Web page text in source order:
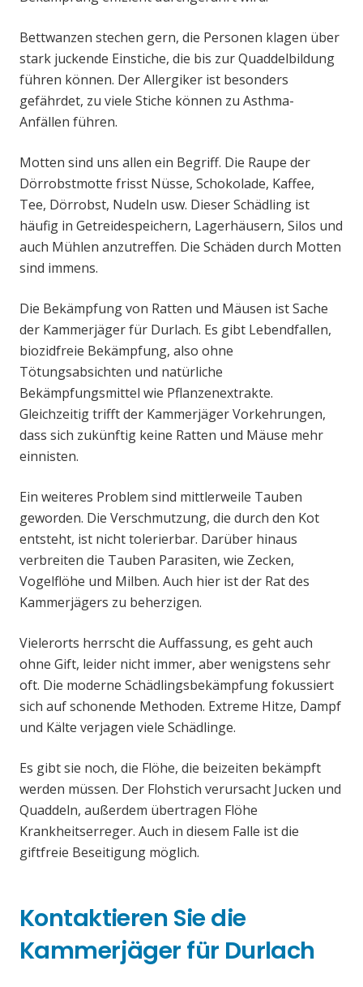
Bettwanzen stechen gern, die Personen klagen über
stark juckende Einstiche, die bis zur Quaddelbildung
führen können. Der Allergiker ist besonders
gefährdet, zu viele Stiche können zu Asthma-
Anfällen führen.
Motten sind uns allen ein Begriff. Die Raupe der
Dörrobstmotte frisst Nüsse, Schokolade, Kaffee,
Tee, Dörrobst, Nudeln usw. Dieser Schädling ist
häufig in Getreidespeichern, Lagerhäusern, Silos und
auch Mühlen anzutreffen. Die Schäden durch Motten
sind immens.
Die Bekämpfung von Ratten und Mäusen ist Sache
der Kammerjäger für Durlach. Es gibt Lebendfallen,
biozidfreie Bekämpfung, also ohne
Tötungsabsichten und natürliche
Bekämpfungsmittel wie Pflanzenextrakte.
Gleichzeitig trifft der Kammerjäger Vorkehrungen,
dass sich zukünftig keine Ratten und Mäuse mehr
einnisten.
Ein weiteres Problem sind mittlerweile Tauben
geworden. Die Verschmutzung, die durch den Kot
entsteht, ist nicht tolerierbar. Darüber hinaus
verbreiten die Tauben Parasiten, wie Zecken,
Vogelflöhe und Milben. Auch hier ist der Rat des
Kammerjägers zu beherzigen.
Vielerorts herrscht die Auffassung, es geht auch
ohne Gift, leider nicht immer, aber wenigstens sehr
oft. Die moderne Schädlingsbekämpfung fokussiert
sich auf schonende Methoden. Extreme Hitze, Dampf
und Kälte verjagen viele Schädlinge.
Es gibt sie noch, die Flöhe, die beizeiten bekämpft
werden müssen. Der Flohstich verursacht Jucken und
Quaddeln, außerdem übertragen Flöhe
Krankheitserreger. Auch in diesem Falle ist die
giftfreie Beseitigung möglich.
Kontaktieren Sie die
Kammerjäger für Durlach